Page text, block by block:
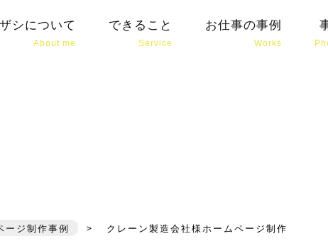
制作・デザイン・ブランディング会社がおすすめする
シについて
About me
できること
Service
お仕事の事例
Works
ージ制作事例 > クレーン製造会社様ホームページ制作